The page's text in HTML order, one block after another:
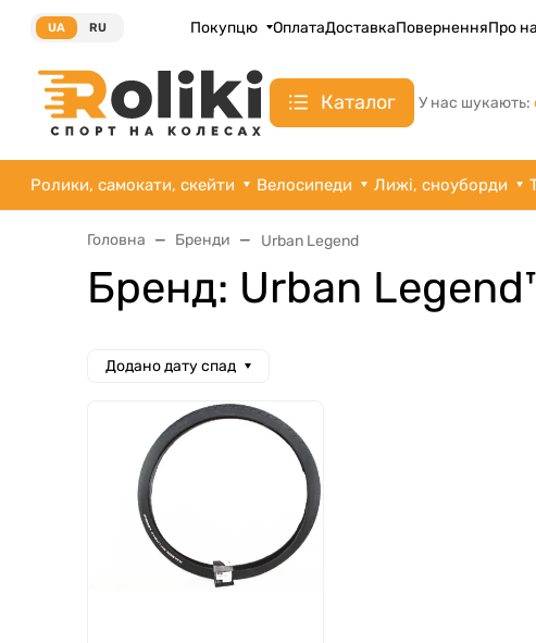
UA RU Покупцю ОплатаДоставкаПоверненняПро
Каталог У нас шукають:
Ролики, самокати, скейти Велосипеди Лижі, сноуборди
Головна Бренди Urban Legend
Бренд: Urban
Додано дату спад